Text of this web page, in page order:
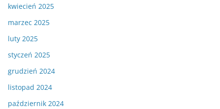
kwiecień 2025
marzec 2025
luty 2025
styczeń 2025
grudzień 2024
listopad 2024
październik 2024